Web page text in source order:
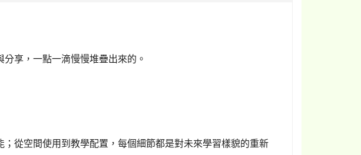
享，一點一滴慢慢堆疊出來的。
從空間使用到教學配置，每個細節都是對未來學習樣貌的重新